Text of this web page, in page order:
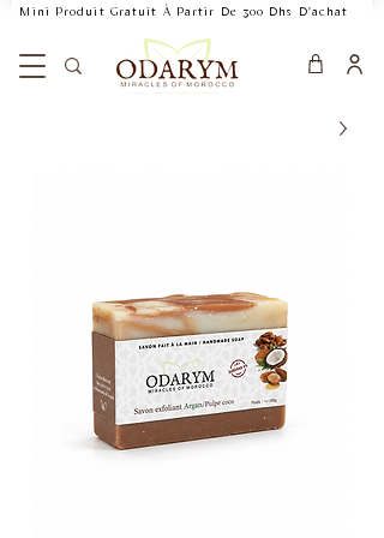
Mini Produit Gratuit À Partir De 300 Dhs D'achat